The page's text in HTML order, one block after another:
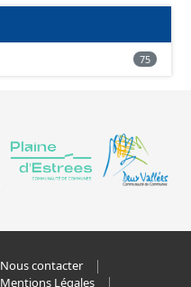
75
Nous contacter
Mentions Légales